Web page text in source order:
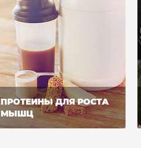
ПРОТЕИНЫ ДЛЯ РОСТА
МЫШЦ